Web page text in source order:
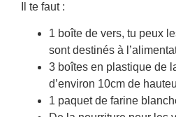
Il te faut :
1 boîte de vers, tu peux
sont destinés à
3 boîtes en plastique de
d’environ 10cm de
1 paquet de farine